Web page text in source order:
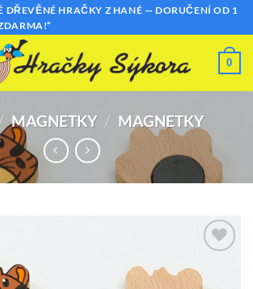
DŘEVĚNÉ HRAČKY Z HANÉ — DORUČENÍ OD 1
0
MAGNETKY / MAGNETKY
Přidat k
oblíbeným